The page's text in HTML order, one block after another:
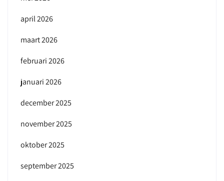
april 2026
maart 2026
februari 2026
januari 2026
december 2025
november 2025
oktober 2025
september 2025